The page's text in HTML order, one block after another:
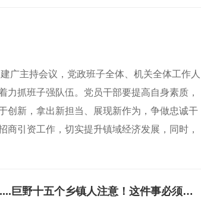
广主持会议，党政班子全体、机关全体工作人
抓班子强队伍。党员干部要提高自身素质，
创新，拿出新担当、展现新作为，争做忠诚干
引资工作，切实提升镇域经济发展，同时，
重要通知！龙堌、章缝、万丰、柳林、大义、营里、麒麟....巨野十五个乡镇人注意！这件事必须知道！